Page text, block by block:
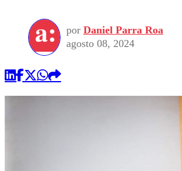
por Daniel Parra Roa
agosto 08, 2024